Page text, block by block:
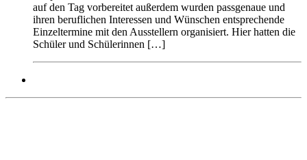
auf den Tag vorbereitet außerdem wurden passgenaue und
ihren beruflichen Interessen und Wünschen entsprechende
Einzeltermine mit den Ausstellern organisiert. Hier hatten die
Schüler und Schülerinnen […]